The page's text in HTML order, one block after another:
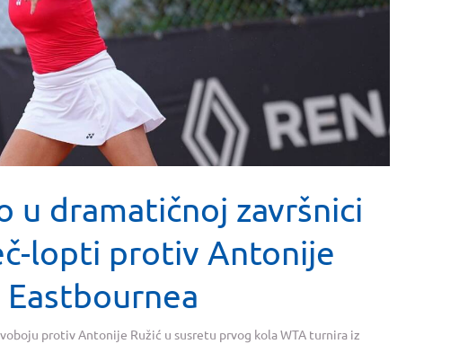
u dramatičnoj završnici
lopti protiv Antonije
Eastbournea
protiv Antonije Ružić u susretu prvog kola WTA turnira iz